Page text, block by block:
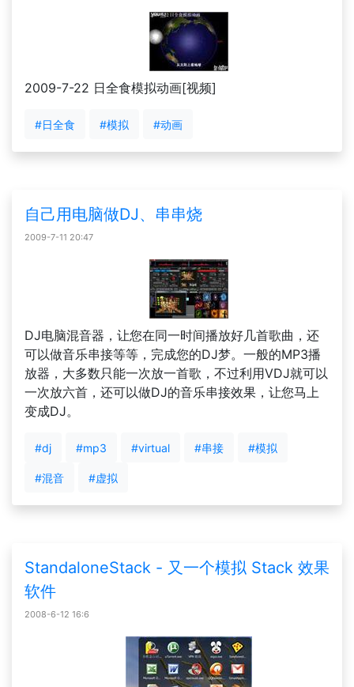
2009-7-22 日全食模拟动画[视频]
#日全食 #模拟 #动画
自己用电脑做DJ、串串烧
2009-7-11 20:47
DJ电脑混音器，让您在同一时间播放好几首歌曲，还
可以做音乐串接等等，完成您的DJ梦。一般的MP3播
放器，大多数只能一次放一首歌，不过利用VDJ就可以
一次放六首，还可以做DJ的音乐串接效果，让您马上
变成DJ。
#dj #mp3 #virtual #串接 #模拟
#混音 #虚拟
StandaloneStack - 又一个模拟 Stack 效果
软件
2008-6-12 16:6